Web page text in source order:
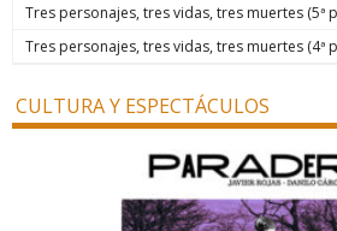
Tres personajes, tres vidas, tres muertes (5ª
Tres personajes, tres vidas, tres muertes (4ª
CULTURA Y ESPECTÁCULOS